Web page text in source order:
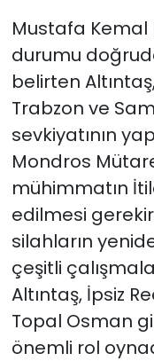
Mustafa Kemal
durumu
belirten
Trabzon ve
sevkiyatının
Mondros
mühimmatın
edilmesi
silahların
çeşitli
Altıntaş, İpsiz
Topal Osman
önemli rol